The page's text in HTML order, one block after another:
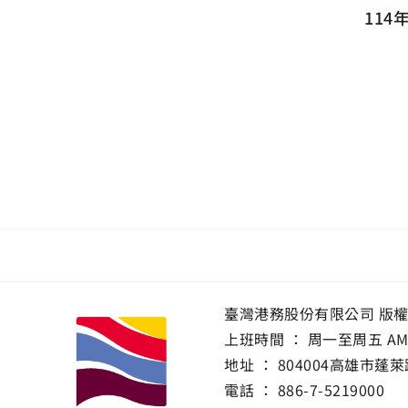
114
臺灣港務股份有限公司 版
上班時間 ： 周一至周五
地址 ： 804004高雄市蓬
電話 ： 886-7-5219000